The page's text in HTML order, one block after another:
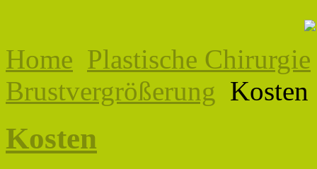
Home Plastische Chirurgie
Brustvergrößerung Kosten
Kosten